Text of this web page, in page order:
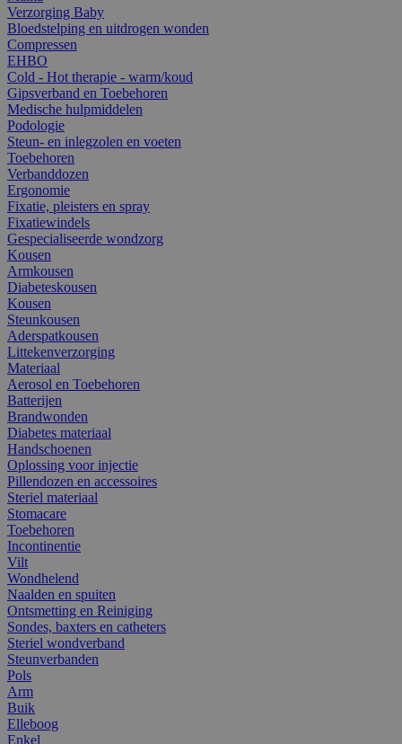
Verzorging Baby
Bloedstelping en uitdrogen wonden
Compressen
EHBO
Cold - Hot therapie - warm/koud
Gipsverband en Toebehoren
Medische hulpmiddelen
Podologie
Steun- en inlegzolen en voeten
Toebehoren
Verbanddozen
Ergonomie
Fixatie, pleisters en spray
Fixatiewindels
Gespecialiseerde wondzorg
Kousen
Armkousen
Diabeteskousen
Kousen
Steunkousen
Aderspatkousen
Littekenverzorging
Materiaal
Aerosol en Toebehoren
Batterijen
Brandwonden
Diabetes materiaal
Handschoenen
Oplossing voor injectie
Pillendozen en accessoires
Steriel materiaal
Stomacare
Toebehoren
Incontinentie
Vilt
Wondhelend
Naalden en spuiten
Ontsmetting en Reiniging
Sondes, baxters en catheters
Steriel wondverband
Steunverbanden
Pols
Arm
Buik
Elleboog
Enkel